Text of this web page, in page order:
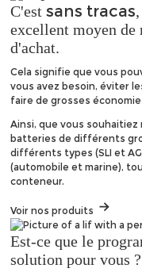
C'estsans tracas
excellent moyen
d'achat.
Cela signifie que vous
vous avez besoin, éviter
faire de grosses
Ainsi, que vous
batteries de différents
différents types (SLI et
(automobile et marine),
conteneur.
Voir nos produits
Est-ce que le
solution pour vous ?